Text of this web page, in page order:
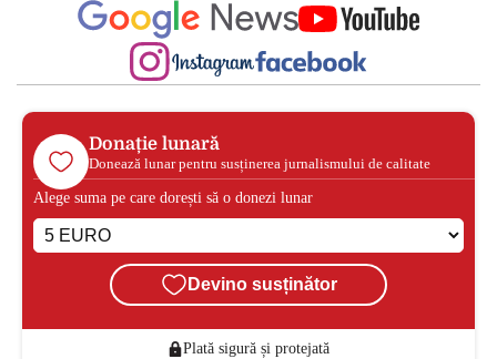
Donație lunară
Donează lunar pentru susținerea jurnalismului de calitate
Alege suma pe care dorești să o donezi lunar
Devino susținător
Plată sigură și protejată